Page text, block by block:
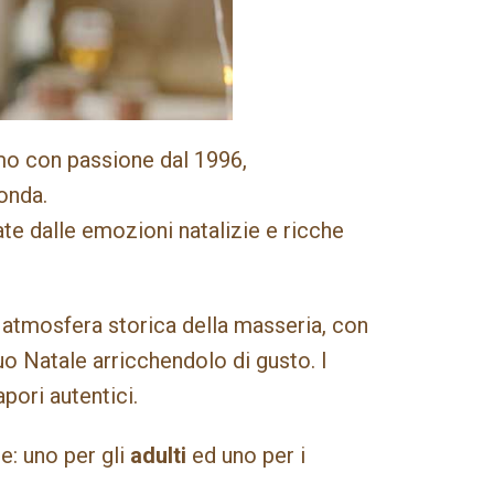
con passione dal 1996,
dalle emozioni natalizie e ricche
atmosfera storica della masseria, con
Natale arricchendolo di gusto. I
autentici.
uno per gli adulti ed uno per i